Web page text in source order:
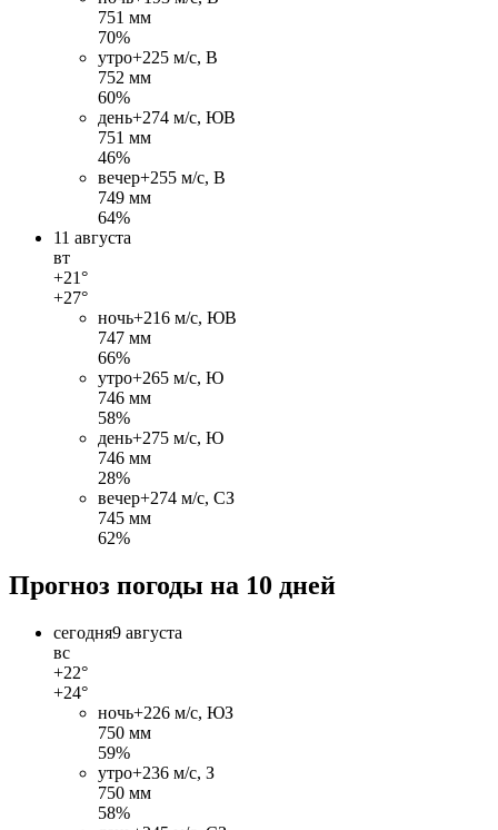
751 мм
70%
утро+225 м/c, В
752 мм
60%
день+274 м/c, ЮВ
751 мм
46%
вечер+255 м/c, В
749 мм
64%
11 августа
вт
+21°
+27°
ночь+216 м/c, ЮВ
747 мм
66%
утро+265 м/c, Ю
746 мм
58%
день+275 м/c, Ю
746 мм
28%
вечер+274 м/c, СЗ
745 мм
62%
Прогноз погоды на 10 дней
сегодня9 августа
вс
+22°
+24°
ночь+226 м/c, ЮЗ
750 мм
59%
утро+236 м/c, З
750 мм
58%